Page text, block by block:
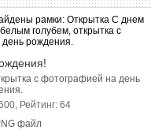
с фотографией на день
Рейтинг: 64
файл